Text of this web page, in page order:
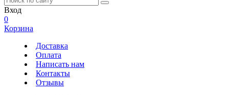
Вход
0
Корзина
Доставка
Оплата
Написать нам
Контакты
Отзывы